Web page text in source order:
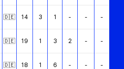
🇩🇪 14 3 1 - - -
🇩🇪 19 1 3 2 - -
🇩🇪 18 1 6 - - -